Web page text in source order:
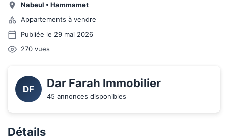
Nabeul • Hammamet
Appartements à vendre
Publiée le 29 mai 2026
270 vues
DF Dar Farah Immobilier
45 annonces disponibles
Détails